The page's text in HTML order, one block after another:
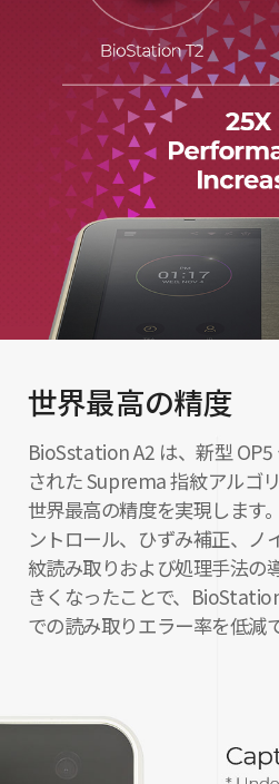
世界最高の精度
BioSstation A2 は、新型
された Suprema 指紋アルゴ
世界最高の精度を実現します
ントロール、ひずみ補正、ノ
紋読み取りおよび処理手法の
きくなったことで、
での読み取りエラー率を低減